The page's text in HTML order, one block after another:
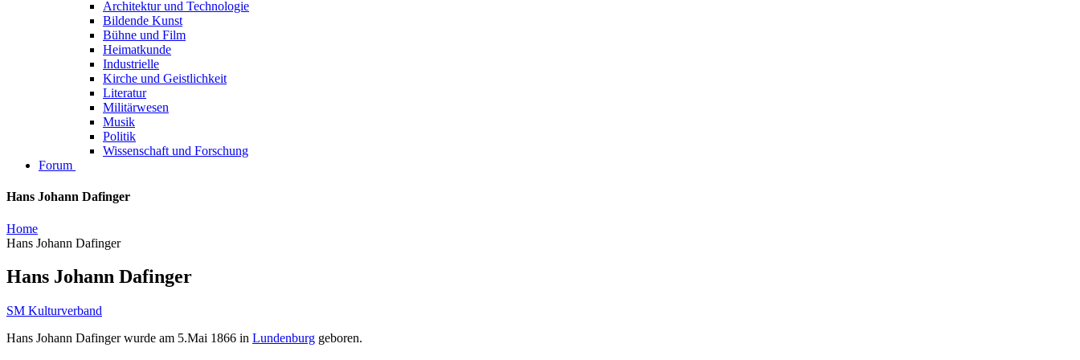
Architektur und Technologie
Bildende Kunst
Bühne und Film
Heimatkunde
Industrielle
Kirche und Geistlichkeit
Literatur
Militärwesen
Musik
Politik
Wissenschaft und Forschung
Forum
Hans Johann Dafinger
Home
Hans Johann Dafinger
Hans Johann Dafinger
SM Kulturverband
Hans Johann Dafinger wurde am 5.Mai 1866 in Lundenburg geboren.